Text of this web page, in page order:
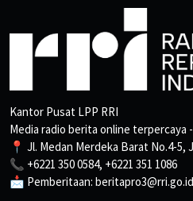
Kantor Pusat LPP RRI
Media radio berita online terpercaya
📍 Jl. Medan Merdeka Barat No.4-5,
📞 +6221 350 0584, +6221 351 1086
📩 Pemberitaan: beritapro3@rri.go.id